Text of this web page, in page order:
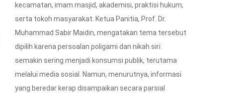
kecamatan, imam masjid, akademisi, praktisi hukum,
serta tokoh masyarakat. Ketua Panitia, Prof. Dr.
Muhammad Sabir Maidin, mengatakan tema tersebut
dipilih karena persoalan poligami dan nikah siri
semakin sering menjadi konsumsi publik, terutama
melalui media sosial. Namun, menurutnya, informasi
yang beredar kerap disampaikan secara parsial